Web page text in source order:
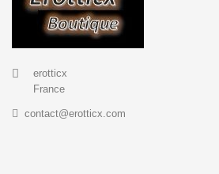
erotticx
France
contact@erotticx.com